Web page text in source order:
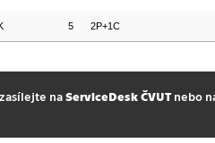
5 2P+1C
naServiceDesk ČVUTnebo